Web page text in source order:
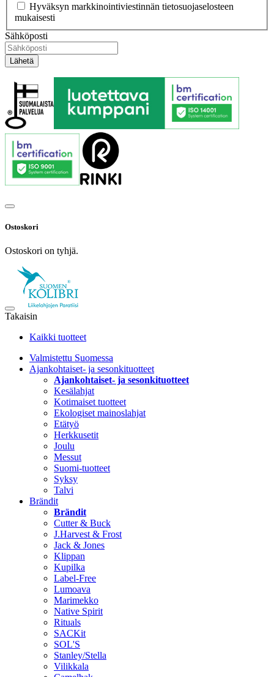
Hyväksyn markkinointiviestinnän tietosuojaselosteen
mukaisesti
Sähköposti
Ostoskori
Ostoskori on tyhjä.
Takaisin
Kaikki tuotteet
Valmistettu Suomessa
Ajankohtaiset- ja sesonkituotteet
Ajankohtaiset- ja sesonkituotteet
Kesälahjat
Kotimaiset tuotteet
Ekologiset mainoslahjat
Etätyö
Herkkusetit
Joulu
Messut
Suomi-tuotteet
Syksy
Talvi
Brändit
Brändit
Cutter & Buck
J.Harvest & Frost
Jack & Jones
Klippan
Kupilka
Label-Free
Lumoava
Marimekko
Native Spirit
Rituals
SACKit
SOL'S
Stanley/Stella
Vilikkala